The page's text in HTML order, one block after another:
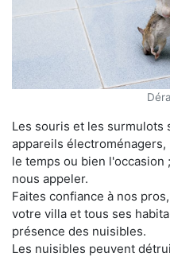
Les souris et les surmulots
appareils
le temps ou bien
nous appeler.
Faites confiance à nos
votre villa et tous ses
présence des nuisibles.
Les nuisibles peuvent